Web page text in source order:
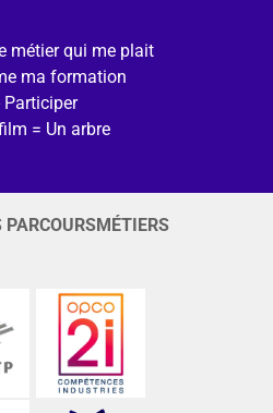
métier qui me plait
ma formation
Participer
= Un arbre
PARCOURSMÉTIERS